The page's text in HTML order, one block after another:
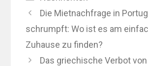
Die Mietnachfrage in
schrumpft: Wo ist es am
Zuhause zu finden?
Das griechische Verbot von